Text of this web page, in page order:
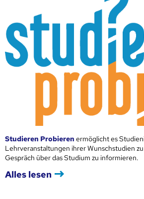
Studieren Probieren ermöglicht es
Lehrveranstaltungen ihrer Wunschstudien
Gespräch über das Studium zu informieren.
Alles lesen